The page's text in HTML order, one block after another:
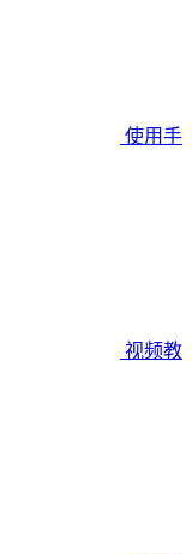
使用手
视频教